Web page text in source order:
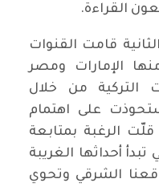
القراءة.
قامت القنوات
الإمارات ومصر
التركية من خلال
على اهتمام
الرغبة بمتابعة
أحداثها الغريبة
الشرقي وتحوي